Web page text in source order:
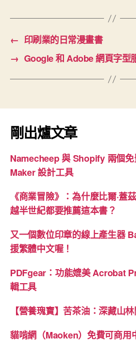
← 印刷業的日常漫畫書
→ Google 和 Adobe 網頁字型
剛出爐文章
Namecheep 與 Shopify 兩個
Maker 設計工具
《商業冒險》：為什麼比爾·蓋
越半世紀都要推薦這本書？
又一個數位印章的線上產生器
援繁體中文喔！
PDFgear：功能媲美 Acrobat
輯工具
【營養瑰寶】苦茶油：深藏山
貓啃網（Maoken）免費可商用